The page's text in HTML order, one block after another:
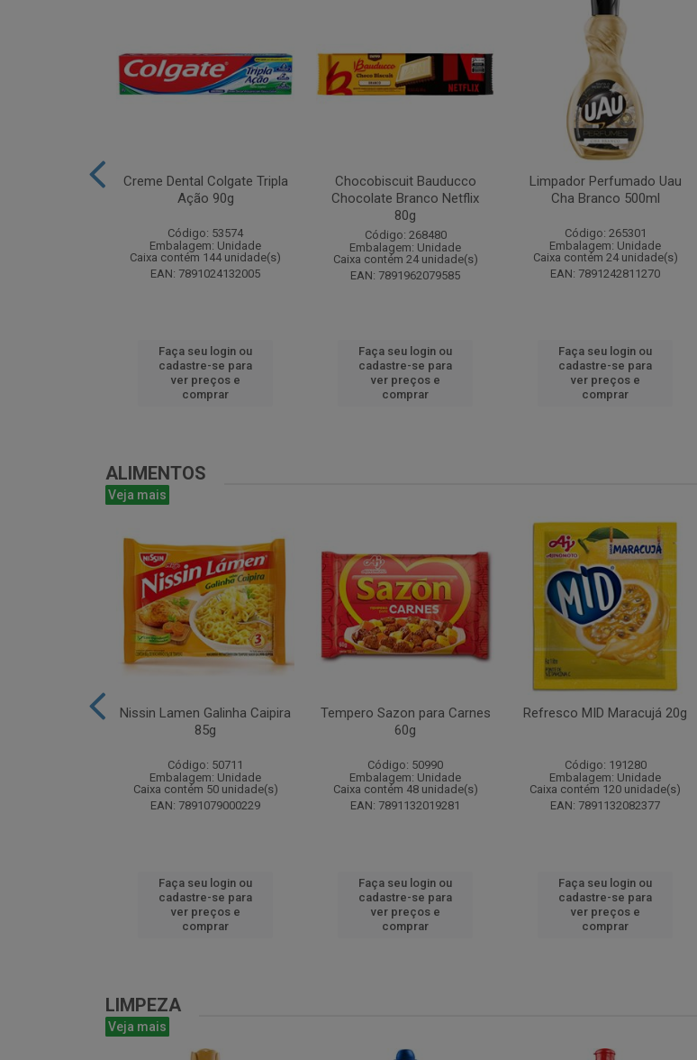
Creme Dental Colgate Tripla
Ação 90g
Código: 53574
Embalagem: Unidade
Caixa contém 144 unidade(s)
EAN: 7891024132005
Faça seu login ou
cadastre-se para
ver preços e
comprar
Chocobiscuit Bauducco
Chocolate Branco Netflix
80g
Código: 268480
Embalagem: Unidade
Caixa contém 24 unidade(s)
EAN: 7891962079585
Faça seu login ou
cadastre-se para
ver preços e
comprar
Limpador Perfumado Uau
Cha Branco 500ml
Código: 265301
Embalagem: Unidade
Caixa contém 24 unidade(s)
EAN: 7891242811270
Faça seu login ou
cadastre-se para
ver preços e
comprar
ALIMENTOS
Veja mais
Nissin Lamen Galinha Caipira
85g
Código: 50711
Embalagem: Unidade
Caixa contém 50 unidade(s)
EAN: 7891079000229
Faça seu login ou
cadastre-se para
ver preços e
comprar
Tempero Sazon para Carnes
60g
Código: 50990
Embalagem: Unidade
Caixa contém 48 unidade(s)
EAN: 7891132019281
Faça seu login ou
cadastre-se para
ver preços e
comprar
Refresco MID Maracujá 20g
Código: 191280
Embalagem: Unidade
Caixa contém 120 unidade(s)
EAN: 7891132082377
Faça seu login ou
cadastre-se para
ver preços e
comprar
LIMPEZA
Veja mais